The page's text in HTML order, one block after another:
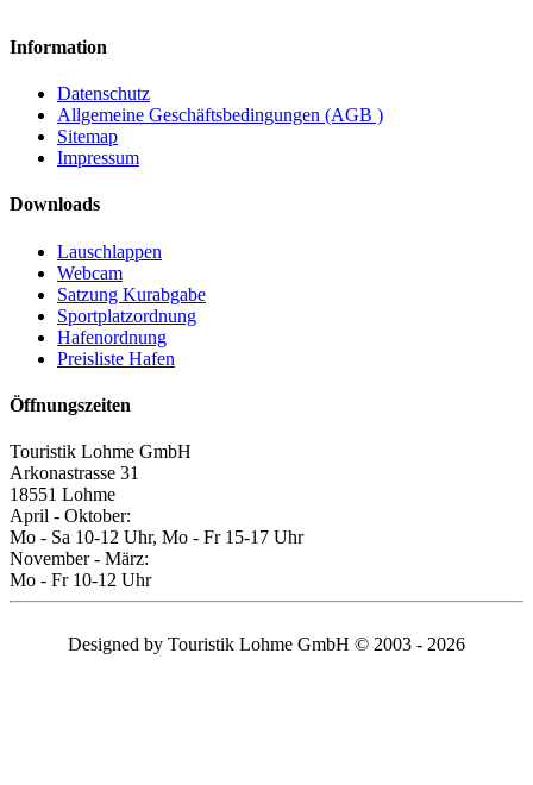
Information
Datenschutz
Allgemeine Geschäftsbedingungen (AGB )
Sitemap
Impressum
Downloads
Lauschlappen
Webcam
Satzung Kurabgabe
Sportplatzordnung
Hafenordnung
Preisliste Hafen
Öffnungszeiten
Touristik Lohme GmbH
Arkonastrasse 31
18551 Lohme
April - Oktober:
Mo - Sa 10-12 Uhr, Mo - Fr 15-17 Uhr
November - März:
Mo - Fr 10-12 Uhr
Designed by Touristik Lohme GmbH © 2003 - 2026